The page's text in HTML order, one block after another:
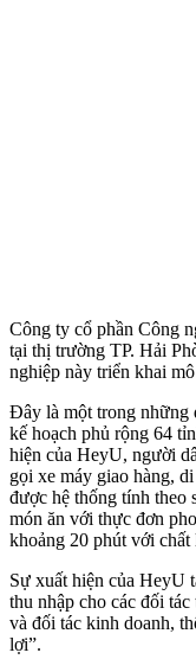
Công ty cổ phần Công
tại thị trường TP. Hải
nghiệp này triển khai
Đây là một trong những
kế hoạch phủ rộng 64
hiện của HeyU, người
gọi xe máy giao hàng,
được hệ thống tính
món ăn với thực đơn
khoảng 20 phút với chất
Sự xuất hiện của HeyU
thu nhập cho các đối
và đối tác kinh doanh,
lợi”.